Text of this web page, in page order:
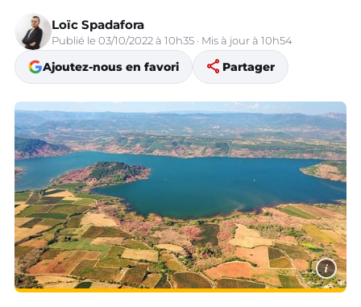
Loïc Spadafora
Publié le 03/10/2022 à 10h35 · Mis à jour à 10h54
Ajoutez-nous en favori share Partager
i